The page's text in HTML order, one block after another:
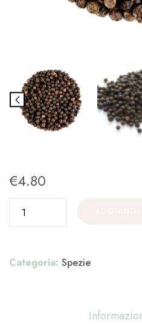
€4.80
Categoria: Spezie